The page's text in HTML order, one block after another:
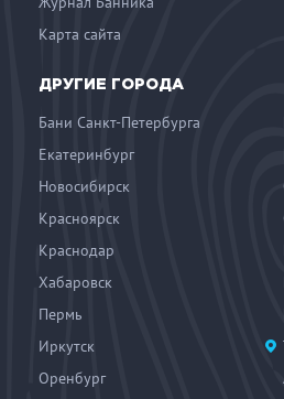
Карта сайта
ДРУГИЕ ГОРОДА
Бани Санкт-Петербурга
Екатеринбург
Новосибирск
Красноярск
Краснодар
Хабаровск
Пермь
Иркутск
Оренбург